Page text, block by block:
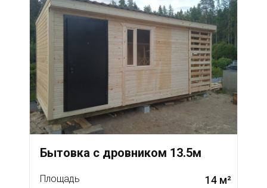
Бытовка с дровником 13.5м
Площадь 14 м²